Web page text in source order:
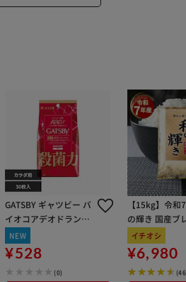
GATSBY ギャツビー バ
イオコアデオドラント
ボディペーパー 30枚
無香料
NEW
¥528
(0)
【15kg】令和
の輝き 国産ブ
kg×3袋
イチオシ
¥6,980